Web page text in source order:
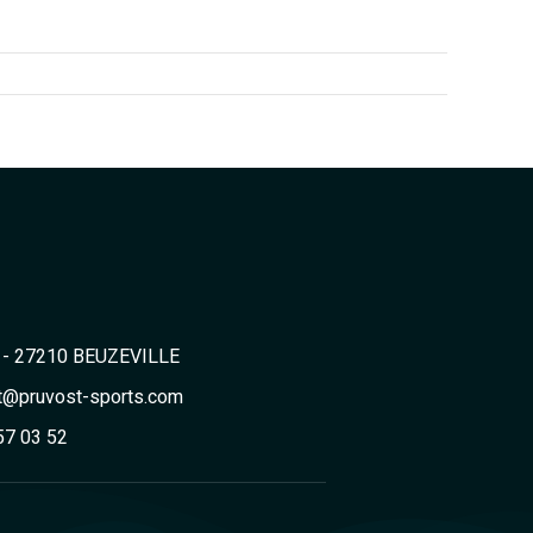
27210 BEUZEVILLE
sports.com
03 52